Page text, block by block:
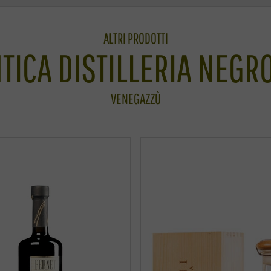
ALTRI PRODOTTI
DISTILLERIA
VENEGAZZÙ